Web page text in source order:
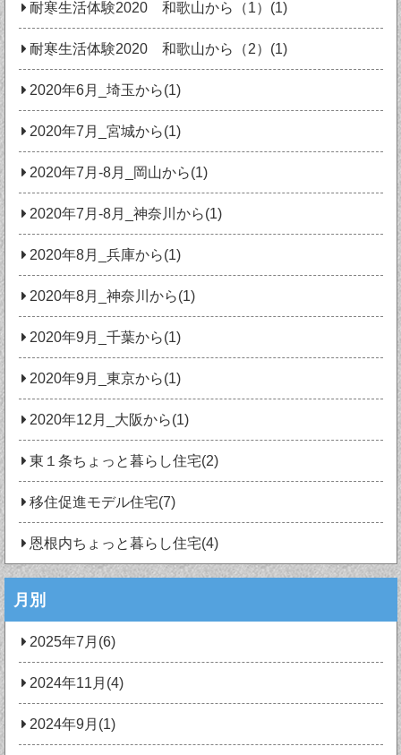
耐寒生活体験2020 和歌山から（1）(1)
耐寒生活体験2020 和歌山から（2）(1)
2020年6月_埼玉から(1)
2020年7月_宮城から(1)
2020年7月‐8月_岡山から(1)
2020年7月‐8月_神奈川から(1)
2020年8月_兵庫から(1)
2020年8月_神奈川から(1)
2020年9月_千葉から(1)
2020年9月_東京から(1)
2020年12月_大阪から(1)
東１条ちょっと暮らし住宅(2)
移住促進モデル住宅(7)
恩根内ちょっと暮らし住宅(4)
月別
2025年7月(6)
2024年11月(4)
2024年9月(1)